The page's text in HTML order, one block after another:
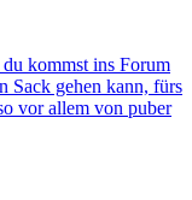
kommst ins Forum
Sack gehen kann, fürs
vor allem von puber